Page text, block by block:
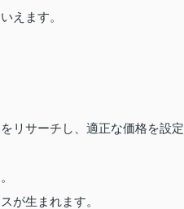
えます。
リサーチし、適正な価格を設定
が生まれます。